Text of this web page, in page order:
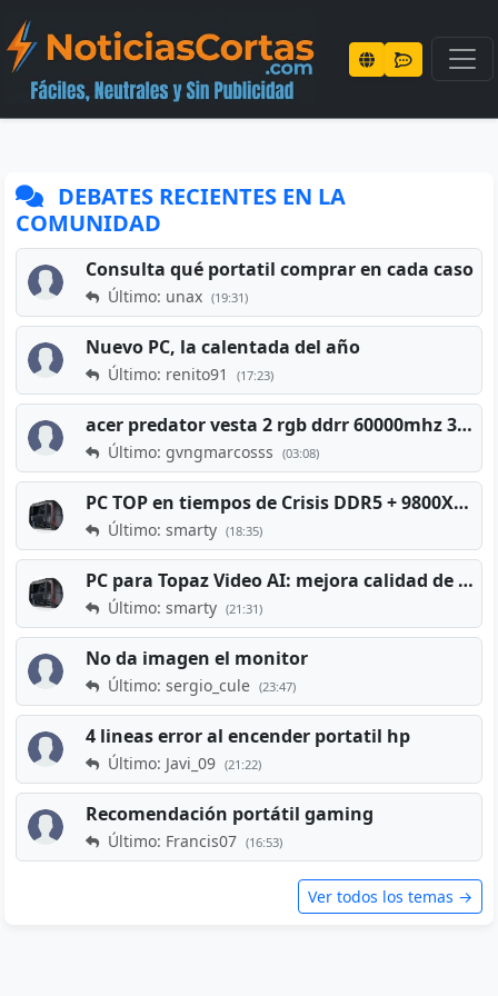
DEBATES RECIENTES EN LA
COMUNIDAD
Consulta qué portatil comprar en cada caso
Último: unax (19:31)
Nuevo PC, la calentada del año
Último: renito91 (17:23)
acer predator vesta 2 rgb ddrr 60000mhz 32gb x2 16gb
Último: gvngmarcosss (03:08)
PC TOP en tiempos de Crisis DDR5 + 9800X3D + RTX 5080 [2026][2400€]
Último: smarty (18:35)
PC para Topaz Video AI: mejora calidad de vídeos viejos
Último: smarty (21:31)
No da imagen el monitor
Último: sergio_cule (23:47)
4 lineas error al encender portatil hp
Último: Javi_09 (21:22)
Recomendación portátil gaming
Último: Francis07 (16:53)
Ver todos los temas →